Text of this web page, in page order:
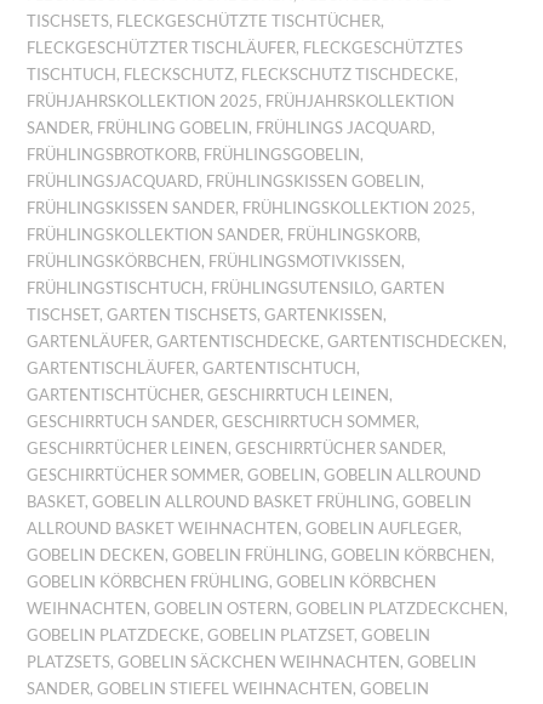
TISCHSETS, FLECKGESCHÜTZTE TISCHTÜCHER,
FLECKGESCHÜTZTER TISCHLÄUFER, FLECKGESCHÜTZTES
TISCHTUCH, FLECKSCHUTZ, FLECKSCHUTZ TISCHDECKE,
FRÜHJAHRSKOLLEKTION 2025, FRÜHJAHRSKOLLEKTION
SANDER, FRÜHLING GOBELIN, FRÜHLINGS JACQUARD,
FRÜHLINGSBROTKORB, FRÜHLINGSGOBELIN,
FRÜHLINGSJACQUARD, FRÜHLINGSKISSEN GOBELIN,
FRÜHLINGSKISSEN SANDER, FRÜHLINGSKOLLEKTION 2025,
FRÜHLINGSKOLLEKTION SANDER, FRÜHLINGSKORB,
FRÜHLINGSKÖRBCHEN, FRÜHLINGSMOTIVKISSEN,
FRÜHLINGSTISCHTUCH, FRÜHLINGSUTENSILO,GARTEN
TISCHSET,GARTEN TISCHSETS,GARTENKISSEN,
GARTENLÄUFER,GARTENTISCHDECKE,GARTENTISCHDECKEN,
GARTENTISCHLÄUFER,GARTENTISCHTUCH,
GARTENTISCHTÜCHER,GESCHIRRTUCH LEINEN,
GESCHIRRTUCH SANDER,GESCHIRRTUCH SOMMER,
GESCHIRRTÜCHER LEINEN,GESCHIRRTÜCHER SANDER,
GESCHIRRTÜCHER SOMMER,GOBELIN,GOBELIN ALLROUND
BASKET,GOBELIN ALLROUND BASKET FRÜHLING,GOBELIN
ALLROUND BASKET WEIHNACHTEN,GOBELIN AUFLEGER,
GOBELIN DECKEN,GOBELIN FRÜHLING,GOBELIN KÖRBCHEN,
GOBELIN KÖRBCHEN FRÜHLING,GOBELIN KÖRBCHEN
WEIHNACHTEN,GOBELIN OSTERN,GOBELIN PLATZDECKCHEN,
GOBELIN PLATZDECKE,GOBELIN PLATZSET,GOBELIN
PLATZSETS,GOBELIN SÄCKCHEN WEIHNACHTEN,GOBELIN
SANDER,GOBELIN STIEFEL WEIHNACHTEN,GOBELIN